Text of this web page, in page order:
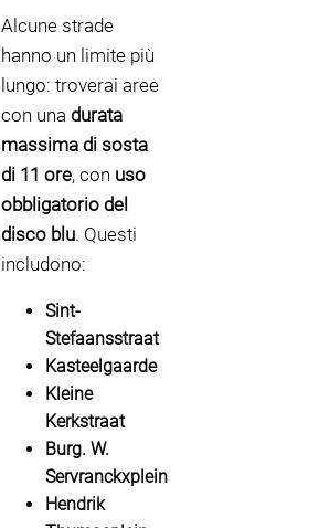
Alcune strade
hanno un limite più
lungo: troverai aree
con una durata
massima di sosta
di 11 ore, con uso
obbligatorio del
disco blu. Questi
includono:
Sint-
Stefaansstraat
Kasteelgaarde
Kleine
Kerkstraat
Burg. W.
Servranckxplein
Hendrik